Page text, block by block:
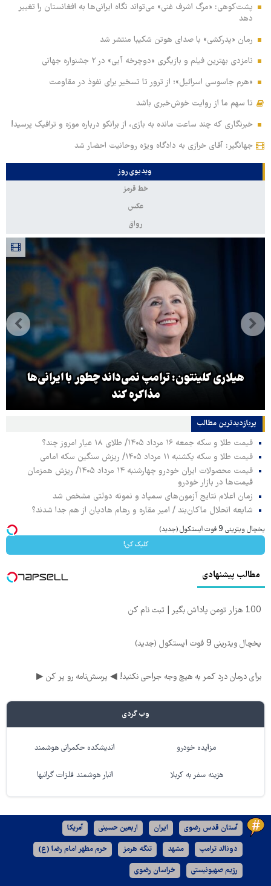
پشت‌کوهی: «مرگ اشرف غنی» می‌تواند نگاه ایرانی‌ها به افغانستان را تغییر
دهد
رمان «پدرکشی» با صدای هوتن شکیبا منتشر شد
نامزدی بهترین فیلم و بازیگری «دوچرخه آبی» در ۲ جشنواره جهانی
«هرم جاسوسی اسرائیل»؛ از ترور تا تسخیر برای نفوذ در مقاومت
تا سهم ما از روایت خوش‌خبری باشد
خبرنگاری که چند ساعت مانده به بازی، از برانکو درباره موزه و ترافیک پرسید!
جهانگیر: آقای خرازی به دادگاه ویژه روحانیت احضار شد
ویدیوی روز
خط قرمز
عکس
رواق
هیلاری کلینتون: ترامپ نمی‌داند چطور با ایرانی‌ها
مذاکره کند
پربازدیدترین‌ مطالب
قیمت طلا و سکه جمعه ۱۶ مرداد ۱۴۰۵/ طلای ۱۸ عیار امروز چند؟
قیمت طلا و سکه یکشنبه ۱۱ مرداد ۱۴۰۵/ ریزش سنگین سکه امامی
قیمت محصولات ایران خودرو چهارشنبه ۱۴ مرداد ۱۴۰۵/ ریزش همزمان
قیمت‌ها در بازار خودرو
زمان اعلام نتایج آزمون‌های سمپاد و نمونه دولتی مشخص شد
شایعه انحلال ماکان‌بند / امیر مقاره و رهام هادیان از هم جدا شدند؟
یخچال ویترینی 9 فوت ایستکول (جدید)
کلیک کن!
مطالب پیشنهادی
100 هزار تومن پاداش بگیر | ثبت نام کن
یخچال ویترینی 9 فوت ایستکول (جدید)
برای درمان درد کمر به هیچ وجه جراحی نکنید! ◀ پرسش‌نامه رو پر کن ▶
وب گردی
مزایده خودرو اندیشکده حکمرانی هوشمند
هزینه سفر به کربلا انبار هوشمند فلزات گرانبها
آستان قدس رضوی ایران اربعین حسینی آمریکا
دونالد ترامپ مشهد تنگه هرمز حرم مطهر امام رضا (ع)
رژیم صهیونیستی خراسان رضوی